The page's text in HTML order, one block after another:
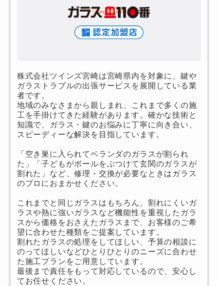
株式会社ツインズ宮崎は宮崎県内を対象に、鍵や
ガラストラブルの出張サービスを展開している業
者です。
地域のみなさまから親しまれ、これまで多くの施
工を手掛けてきた経験があります。確かな技術と
知識で、ガラス・鍵のお悩みに丁寧に向き合い、
スピーディーな解決を目指しています。
「空き巣に入られてベランダのガラスが割られ
た」「子どもがボールをぶつけて玄関のガラスが
割れた」など、修理・交換が必要なときはガラス
のプロにおまかせください。
これまでと同じガラスはもちろん、割れにくいガ
ラスや熱に強いガラスなど機能性を重視したガラ
スから価格をおさえたガラスまで、お客様のご希
望に合わせた種類をご提案しています。
割れたガラスの処理をしてほしい、予算の相談に
のってほしいなどひとりひとりのニーズに合わせ
た施工プランをご用意しています。
最後まで責任をもって対応しているので、安心し
てお任せください。